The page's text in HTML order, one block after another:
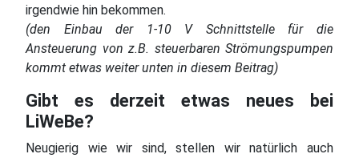
irgendwie hin bekommen.
(den Einbau der 1-10 V Schnittstelle für die
Ansteuerung von z.B. steuerbaren Strömungspumpen
kommt etwas weiter unten in diesem Beitrag)
Gibt es derzeit etwas neues bei
LiWeBe?
Neugierig wie wir sind, stellen wir natürlich auch